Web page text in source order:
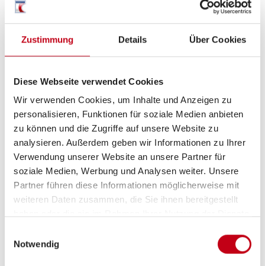
Zustimmung Details Über Cookies
Diese Webseite verwendet Cookies
Wir verwenden Cookies, um Inhalte und Anzeigen zu
personalisieren, Funktionen für soziale Medien anbieten
zu können und die Zugriffe auf unsere Website zu
analysieren. Außerdem geben wir Informationen zu Ihrer
Verwendung unserer Website an unsere Partner für
soziale Medien, Werbung und Analysen weiter. Unsere
Partner führen diese Informationen möglicherweise mit
weiteren Daten zusammen, die Sie ihnen bereitgestellt
Notwendig
Aufbau
Verdunkelungs- und Fliegenschutzrollos
Markise
Deichselfahrradträger
Außenstauraumklappe
Inneneinrichtung